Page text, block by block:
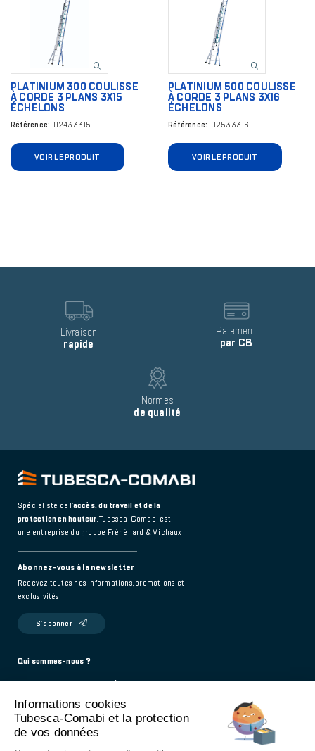
PLATINIUM 300 COULISSE
À CORDE 3 PLANS 3X15
ÉCHELONS
Référence 02433315
VOIR LE PRODUIT
PLATINIUM 500 COULISSE
À CORDE 3 PLANS 3X16
ÉCHELONS
Référence 02533316
VOIR LE PRODUIT
Livraison
rapide
Paiement
par CB
Normes
de qualité
Spécialiste de l’accès, du travail et de la
protection en hauteur. Tubesca-Comabi est
une entreprise du groupe Frénéhard & Michaux
Abonnez-vous à la newsletter
Recevez toutes nos informations, promotions et
exclusivités.
S’abonner
Footer
main
Qui sommes-nous ?
Politique de confidentialité
Mentions légales
Contact
976 Route de Saint-Bernard
Informations cookies
Tubesca-Comabi et la protection
de vos données